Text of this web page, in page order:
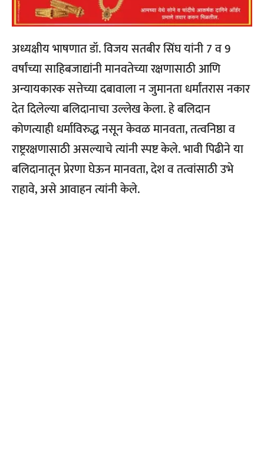
अध्यक्षीय भाषणात डॉ. विजय सतबीर सिंघ यांनी 7 व 9
वर्षांच्या साहिबजाद्यांनी मानवतेच्या रक्षणासाठी आणि
अन्यायकारक सत्तेच्या दबावाला न जुमानता धर्मांतरास नकार
देत दिलेल्या बलिदानाचा उल्लेख केला. हे बलिदान
कोणत्याही धर्माविरुद्ध नसून केवळ मानवता, तत्वनिष्ठा व
राष्ट्ररक्षणासाठी असल्याचे त्यांनी स्पष्ट केले. भावी पिढीने या
बलिदानातून प्रेरणा घेऊन मानवता, देश व तत्वांसाठी उभे
राहावे, असे आवाहन त्यांनी केले.